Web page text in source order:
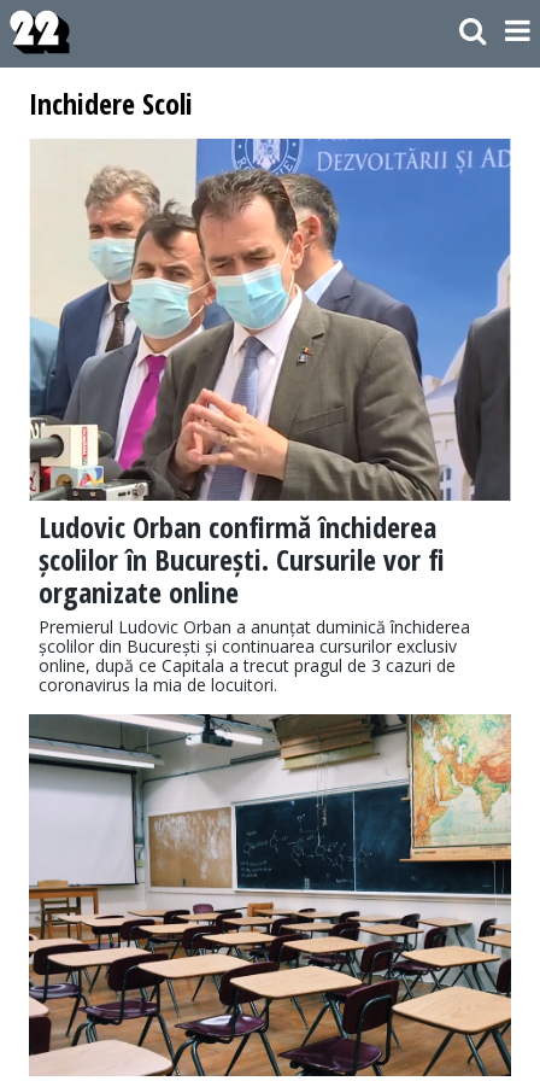
Inchidere Scoli
Ludovic Orban confirmă închiderea
școlilor în București. Cursurile vor fi
organizate online
Premierul Ludovic Orban a anunțat duminică închiderea
școlilor din București și continuarea cursurilor exclusiv
online, după ce Capitala a trecut pragul de 3 cazuri de
coronavirus la mia de locuitori.